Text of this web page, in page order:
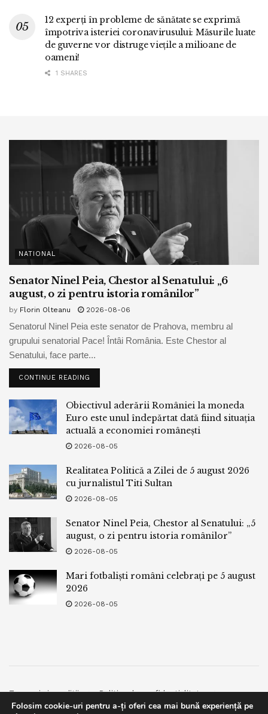
12 experți în probleme de sănătate se exprimă
împotriva isteriei coronavirusului: Măsurile luate
de guverne vor distruge viețile a milioane de
oameni!
1 SHARES
NATIONAL
Senator Ninel Peia, Chestor al Senatului: „6
august, o zi pentru istoria românilor”
by Florin Olteanu 2026-08-06
Senatorul Ninel Peia este senator de Prahova, membru al
grupului senatorial Pace! Întâi România. Este Chestor al
Senatului, face parte...
CONTINUE READING
Obiectivul aderării României la moneda
Euro este unul îndepărtat dată fiind situația
actuală a economiei românești
2026-08-05
Realitatea Politică a Zilei de 5 august 2026
cu jurnalistul Titi Sultan
2026-08-05
Senator Ninel Peia, Chestor al Senatului: „5
august, o zi pentru istoria românilor”
2026-08-05
Mari fotbaliști români celebrați pe 5 august
2026
2026-08-05
Termeni si conditii
Politica de confidentialitate
Facebook
Contact
Folosim cookie-uri pentru a-ți oferi cea mai bună experiență pe